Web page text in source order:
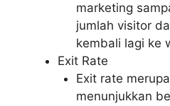
marketing
jumlah visitor
kembali lagi ke
Exit Rate
Exit rate
menunjukkan